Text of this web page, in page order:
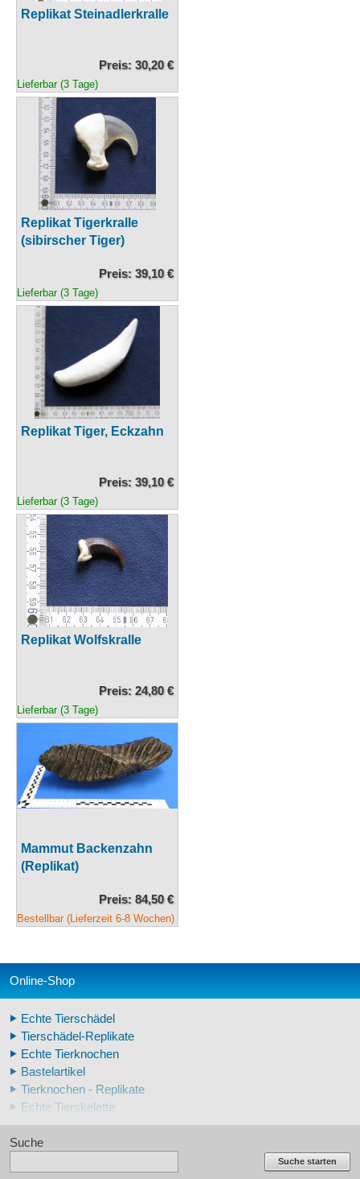
Replikat Steinadlerkralle
Preis: 30,20 €
Lieferbar (3 Tage)
Replikat Tigerkralle
(sibirscher Tiger)
Preis: 39,10 €
Lieferbar (3 Tage)
Replikat Tiger, Eckzahn
Preis: 39,10 €
Lieferbar (3 Tage)
Replikat Wolfskralle
Preis: 24,80 €
Lieferbar (3 Tage)
Mammut Backenzahn
(Replikat)
Preis: 84,50 €
Bestellbar (Lieferzeit 6-8 Wochen)
Online-Shop
Echte Tierschädel
Tierschädel-Replikate
Echte Tierknochen
Bastelartikel
Tierknochen - Replikate
Echte Tierskelette
Echte Tierzähne
Krallen- und Zahnreplikate
Suche
Suche starten